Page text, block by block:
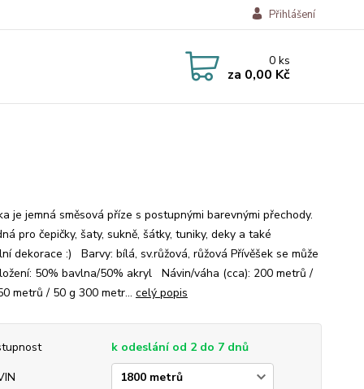
Přihlášení
0ks
za 0,00 Kč
je jemná směsová příze s postupnými barevnými přechody.
pro čepičky, šaty, sukně, šátky, tuniky, deky a také
dekorace :) Barvy: bílá, sv.růžová, růžová Přívěšek se může
50% bavlna/50% akryl Návin/váha (cca): 200 metrů /
metrů / 50 g 300 metr... celý popis
k odeslání od 2 do 7 dnů